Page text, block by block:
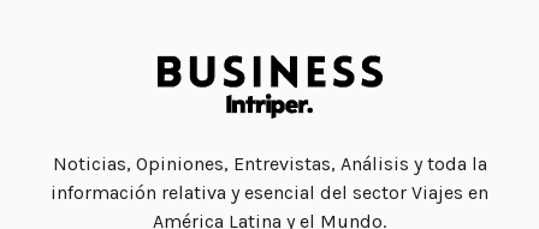
Noticias, Opiniones, Entrevistas, Análisis y toda la
información relativa y esencial del sector Viajes en
América Latina y el Mundo.